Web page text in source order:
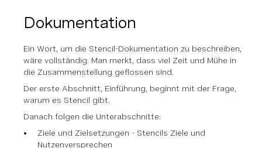
Dokumentation
Ein Wort, um die Stencil-Dokumentation zu beschreiben,
wäre vollständig. Man merkt, dass viel Zeit und Mühe in
die Zusammenstellung geflossen sind.
Der erste Abschnitt, Einführung, beginnt mit der Frage,
warum es Stencil gibt.
Danach folgen die Unterabschnitte:
Ziele und Zielsetzungen - Stencils Ziele und
Nutzenversprechen